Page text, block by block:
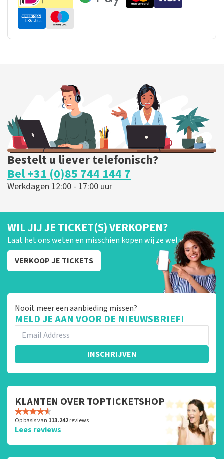
Bestelt u liever telefonisch?
Bel +31 (0)85 744 144 7
Werkdagen 12:00 - 17:00 uur
WIL JIJ JE TICKET(S) VERKOPEN?
Laat het ons weten en misschien kopen wij ze wel van je!
VERKOOP JE TICKETS
Nooit meer een aanbieding missen?
MELD JE AAN VOOR DE NIEUWSBRIEF!
INSCHRIJVEN
KLANTEN OVER TOPTICKETSHOP
Op basis van 113.242reviews
Lees reviews